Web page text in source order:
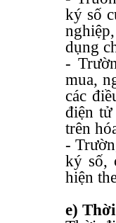
ký số
dụng
-
mua,
các
điện
trên
-
ký số,
hiện
e)